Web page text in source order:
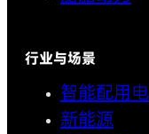
行业与场景
智能配用电
新能源